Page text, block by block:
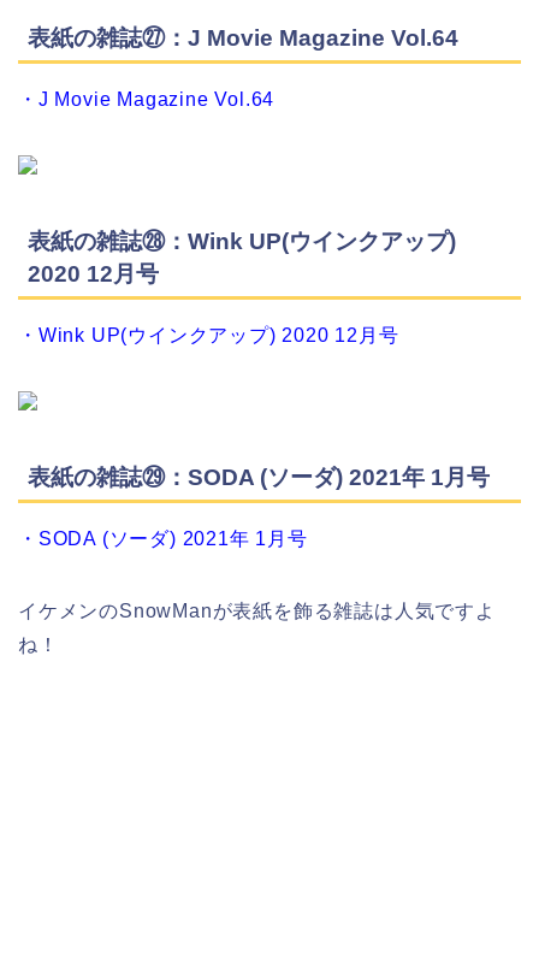
表紙の雑誌㉗：J Movie Magazine Vol.64
・J Movie Magazine Vol.64
表紙の雑誌㉘：Wink UP(ウインクアップ)
2020 12月号
・Wink UP(ウインクアップ) 2020 12月号
表紙の雑誌㉙：SODA (ソーダ) 2021年 1月号
・SODA (ソーダ) 2021年 1月号
イケメンのSnowManが表紙を飾る雑誌は人気ですよ
ね！